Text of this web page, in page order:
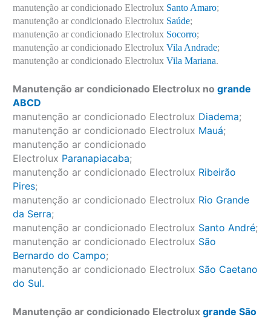
manutenção ar condicionado Electrolux Santo Amaro;
manutenção ar condicionado Electrolux Saúde;
manutenção ar condicionado Electrolux Socorro;
manutenção ar condicionado Electrolux Vila Andrade;
manutenção ar condicionado Electrolux Vila Mariana.
Manutenção ar condicionado Electrolux nogrande
ABCD
manutenção ar condicionado Electrolux Diadema;
manutenção ar condicionado Electrolux Mauá;
manutenção ar condicionado
Electrolux Paranapiacaba;
manutenção ar condicionado Electrolux Ribeirão
Pires;
manutenção ar condicionado Electrolux Rio Grande
da Serra;
manutenção ar condicionado Electrolux Santo André;
manutenção ar condicionado Electrolux São
Bernardo do Campo;
manutenção ar condicionado Electrolux São Caetano
do Sul.
Manutenção ar condicionado Electroluxgrande São